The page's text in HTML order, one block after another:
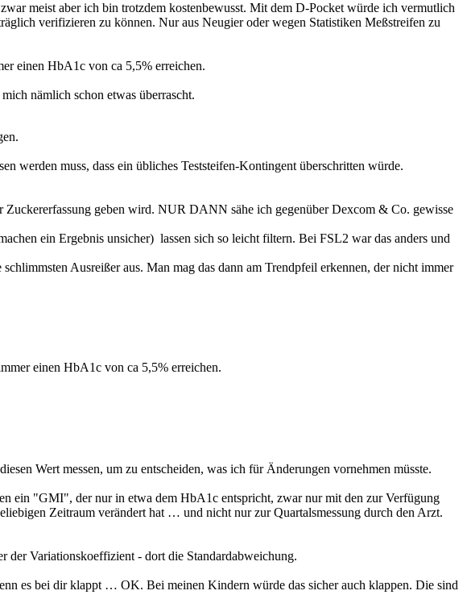
meist aber ich bin trotzdem kostenbewusst. Mit dem D-Pocket würde ich vermutlich
verifizieren zu können. Nur aus Neugier oder wegen Statistiken Meßstreifen zu
einen HbA1c von ca 5,5% erreichen.
nämlich schon etwas überrascht.
werden muss, dass ein übliches Teststeifen-Kontingent überschritten würde.
geben wird. NUR DANN sähe ich gegenüber Dexcom & Co. gewisse
ein Ergebnis unsicher) lassen sich so leicht filtern. Bei FSL2 war das anders und
Ausreißer aus. Man mag das dann am Trendpfeil erkennen, der nicht immer
einen HbA1c von ca 5,5% erreichen.
Wert messen, um zu entscheiden, was ich für Änderungen vornehmen müsste.
"GMI", der nur in etwa dem HbA1c entspricht, zwar nur mit den zur Verfügung
Zeitraum verändert hat … und nicht nur zur Quartalsmessung durch den Arzt.
Variationskoeffizient - dort die Standardabweichung.
es bei dir klappt … OK. Bei meinen Kindern würde das sicher auch klappen. Die sind